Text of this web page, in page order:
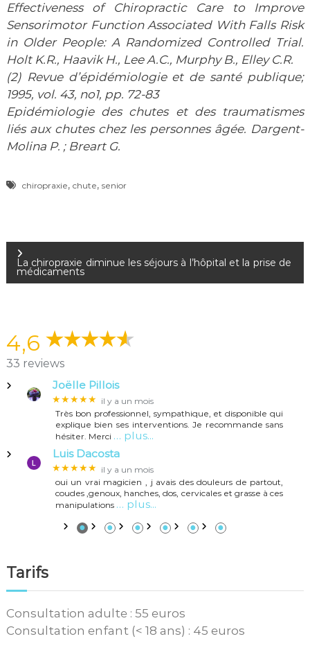
Effectiveness of Chiropractic Care to Improve
Sensorimotor Function Associated With Falls Risk
in Older People: A Randomized Controlled Trial.
Holt K.R., Haavik H., Lee A.C., Murphy B., Elley C.R.
(2) Revue d’épidémiologie et de santé publique;
1995, vol. 43, no1, pp. 72-83
Epidémiologie des chutes et des traumatismes
liés aux chutes chez les personnes âgée. Dargent-
Molina P. ; Breart G.
chiropraxie, chute, senior
N
a
i
g
d
e
l
La chiropraxie diminue les séjours à l’hôpital et la prise de
médicaments
4,6
33 reviews
Joëlle Pillois
★★★★★ il y a un mois
Très bon professionnel, sympathique, et disponible qui
explique bien ses interventions. Je recommande sans
hésiter. Merci … plus...
Luis Dacosta
★★★★★ il y a un mois
oui un vrai magicien , j avais des douleurs de partout,
coudes ,genoux, hanches, dos, cervicales et grasse à ces
manipulations … plus...
●
● ● ● ● ●
Tarifs
Consultation adulte : 55 euros
Consultation enfant (< 18 ans) : 45 euros